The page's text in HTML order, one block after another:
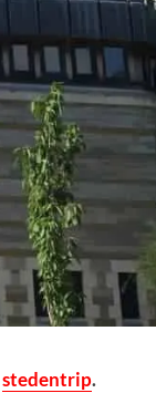
stedentrip.